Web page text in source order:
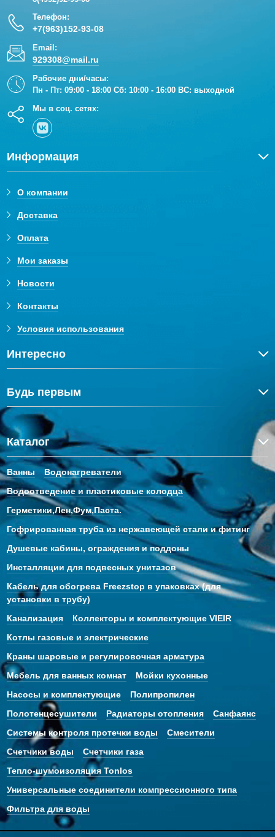
Телефон:
+7(963)152-93-08
Email:
929308@mail.ru
Рабочие дни/часы:
Пн - Пт: 09:00 - 18:00 Сб: 10:00 - 16:00 ВС: выходной
Мы в соц. сетях:
Информация
О компании
Доставка
Оплата
Мои заказы
Новости
Контакты
Условия использования
Интересно
Будь первым
Каталог
Ванны
Водонагреватели
Водоотведение и пластиковые колодца
Герметики,Лен,Фум,Паста.
Гофрированная труба из нержавеющей стали и фитинг
Душевые кабины, ограждения и поддоны
Инсталляции для подвесных унитазов
Кабель для обогрева Freezstop в упаковках (для
установки в трубу)
Канализация
Коллекторы и комплектующие VIEIR
Котлы газовые и электрические
Краны шаровые и регулировочная арматура
Мебель для ванных комнат
Мойки кухонные
Насосы и комплектующие
Полипропилен
Полотенцесушители
Радиаторы отопления
Санфаянс
Системы контроля протечки воды
Смесители
Счетчики воды
Счетчики газа
Тепло-шумоизоляция Tonlos
Универсальные соединители компрессионного типа
Фильтра для воды